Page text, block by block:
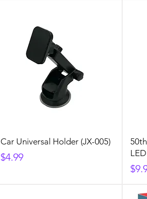
Car Universal Holder (JX-005)
Precio
$4.99